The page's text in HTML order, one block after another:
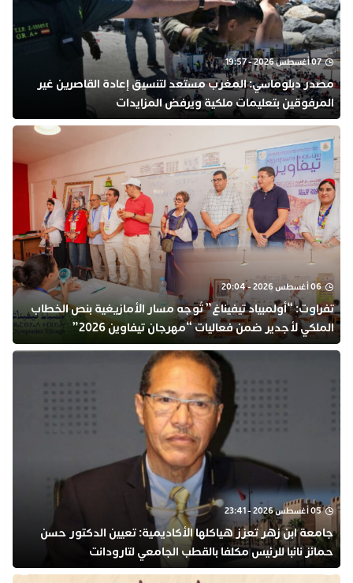
07 أغسطس 2026 - 19:57
مصدر دبلوماسي: المغرب مستعد لتنسيق إعادة القاصرين غير
المرفوقين بتعليمات ملكية ويرفض المزايدات
06 أغسطس 2026 - 20:04
تفراوت: “أولمبياد تيفيناغ” تُوجه مسار الأمازيغية بنص الخطاب
الملكي لأجدير ضمن فعاليات “مهرجان تيفاوين 2026”
05 أغسطس 2026 - 23:41
جامعة ابن زهر تعزز هياكلها الأكاديمية: تعيين الدكتور حسن
حمائز نائبا للرئيس مكلفا بالقطب الجامعي لتارودانت